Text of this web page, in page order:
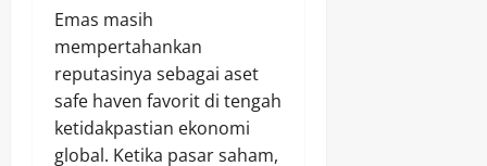
Emas masih
mempertahankan
reputasinya sebagai aset
safe haven favorit di tengah
ketidakpastian ekonomi
global. Ketika pasar saham,